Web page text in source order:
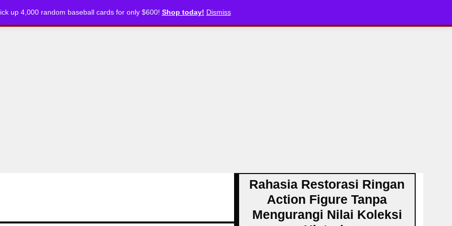
up 4,000 random baseball cards for only $600! Shop today! Dismiss
ARTICLES PODCASTS STORE
Rahasia Restorasi Ringan
Action Figure Tanpa
Mengurangi Nilai Koleksi